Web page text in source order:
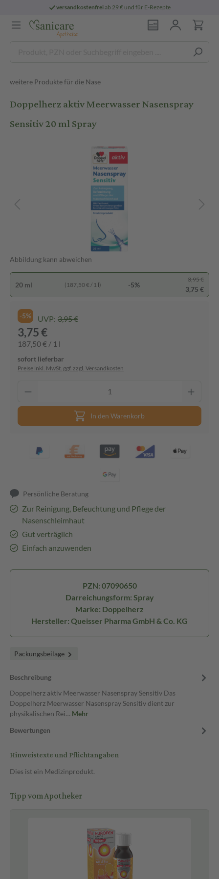
versandkostenfreiab 29 € und für E-Rezepte
weitere Produkte für die Nase
Doppelherz aktiv Meerwasser Nasenspray
Sensitiv 20 ml Spray
Abbildung kann abweichen
20 ml (187,50 € / 1 l) -5%
3,95 €
3,75 €
-5% UVP: 3,95 €
3,75 €
187,50 € / 1 l
sofort lieferbar
Preise inkl. MwSt. ggf. zzgl. Versandkosten
In den Warenkorb
Persönliche Beratung
Zur Reinigung, Befeuchtung und Pflege der
Nasenschleimhaut
Gut verträglich
Einfach anzuwenden
PZN: 07090650
Darreichungsform: Spray
Marke: Doppelherz
Hersteller: Queisser Pharma GmbH & Co. KG
Packungsbeilage
Beschreibung
Doppelherz aktiv Meerwasser Nasenspray Sensitiv Das
Doppelherz Meerwasser Nasenspray Sensitiv dient zur
physikalischen Rei… Mehr
Bewertungen
Hinweistexte und Pflichtangaben
Dies ist ein Medizinprodukt.
Tipp vom Apotheker